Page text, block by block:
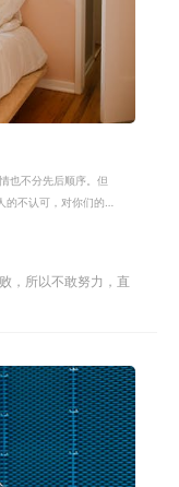
也不分先后顺序。但
的不认可，对你们的
，所以不敢努力，直